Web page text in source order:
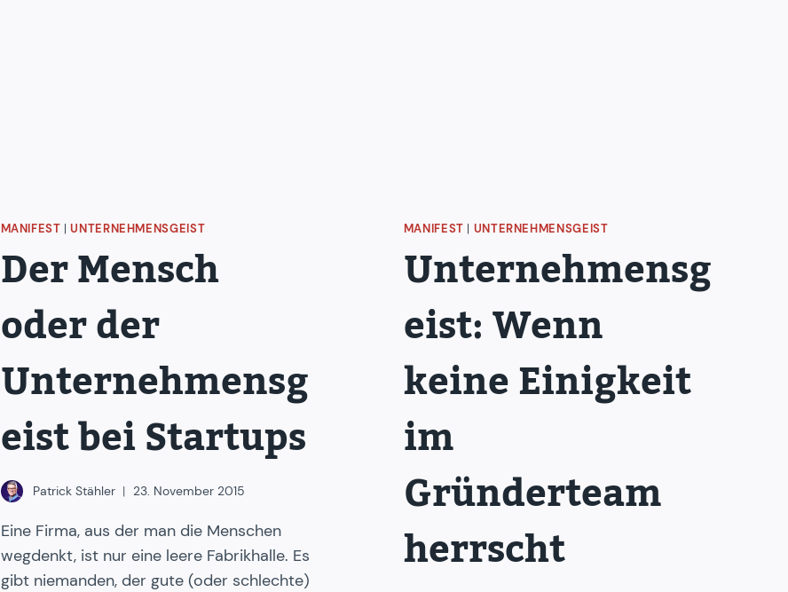
MANIFEST |UNTERNEHMENSGEIST
Der Mensch
oder der
Unternehmensg
eist bei Startups
Patrick Stähler 23. November 2015
Eine Firma, aus der man die Menschen
wegdenkt, ist nur eine leere Fabrikhalle. Es
gibt niemanden, der gute (oder schlechte)
MANIFEST UNTERNEHMENSGEIST
Unternehmensg
eist: Wenn
keine Einigkeit
im
Gründerteam
herrscht